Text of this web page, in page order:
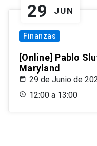
29 JUN
Finanzas
[Online] Pablo
Maryland
29 de Junio de
12:00 a 13:00